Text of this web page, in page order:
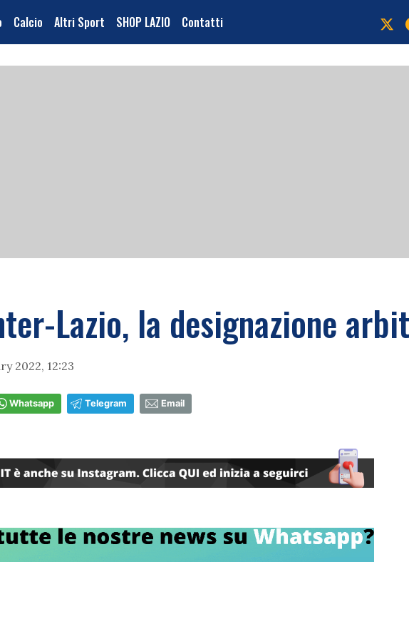
Calcio Altri Sport SHOP LAZIO Contatti
Lazio, la designazione
2022, 12:23
Whatsapp Telegram Email